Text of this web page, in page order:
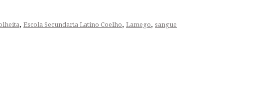
, Escola Secundaria Latino Coelho, Lamego, sangue